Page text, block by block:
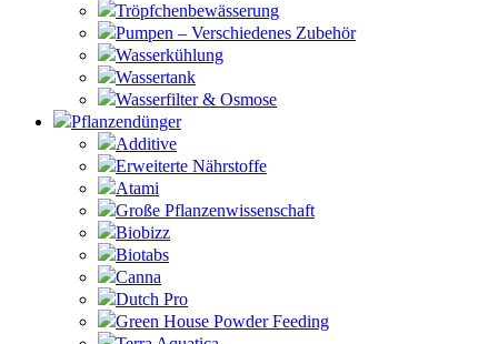
Tröpfchenbewässerung
Pumpen – Verschiedenes Zubehör
Wasserkühlung
Wassertank
Wasserfilter & Osmose
Pflanzendünger
Additive
Erweiterte Nährstoffe
Atami
Große Pflanzenwissenschaft
Biobizz
Biotabs
Canna
Dutch Pro
Green House Powder Feeding